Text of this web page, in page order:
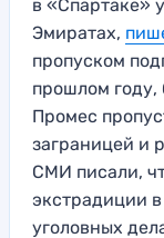
в «Спартаке»
Эмиратах,
пропуском
прошлом
Промес
заграницей и
СМИ писали,
экстрадиции
уголовных